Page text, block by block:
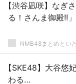
【渋谷凪咲】なぎ
る！さんま御殿!!
NMB48まとめとい
【SKE48】大谷悠
わる…